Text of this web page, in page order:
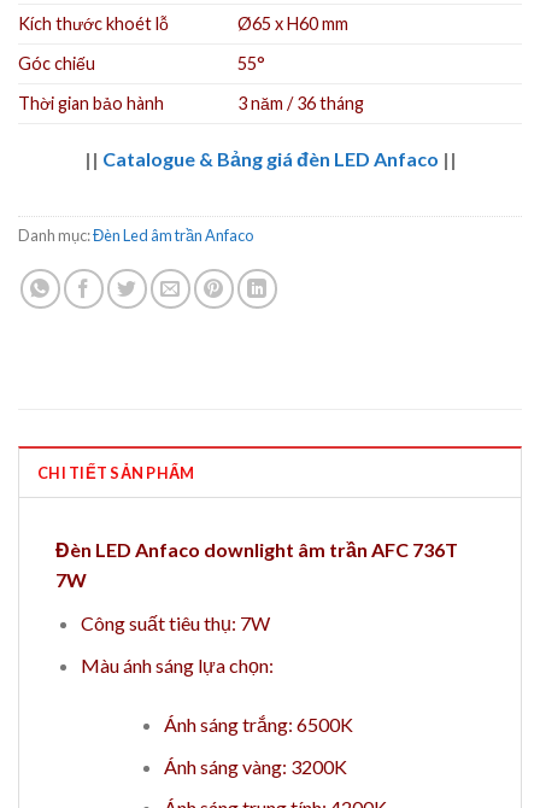
Kích thước khoét lỗ
Ø65 x H60 mm
Góc chiếu
55°
Thời gian bảo hành
3 năm / 36 tháng
|| Catalogue & Bảng giá đèn LED Anfaco ||
Danh mục:Đèn Led âm trần Anfaco
CHI TIẾT SẢN PHẨM
Đèn LED Anfaco downlight âm trần AFC 736T
7W
Công suất tiêu thụ: 7W
Màu ánh sáng lựa chọn:
Ánh sáng trắng: 6500K
Ánh sáng vàng: 3200K